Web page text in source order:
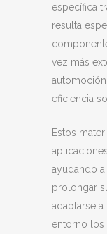
específica
resulta
vez más
eficiencia
Estos
ayudando
prolongar
adaptarse
entorno los